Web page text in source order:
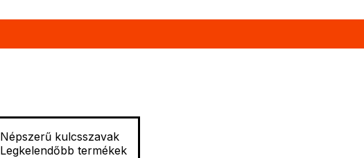
Népszerű kulcsszavak
Legkelendőbb termékek